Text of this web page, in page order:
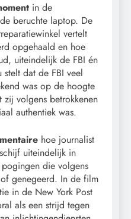
in de
beruchte laptop. De
vertelt
opgehaald en hoe
uiteindelijk de FBI én
dat de FBI veel
was op de hoogte
volgens betrokkenen
authentiek was.
hoe journalist
uiteindelijk in
die volgens
genegeerd. In de film
in de New York Post
als een strijd tegen